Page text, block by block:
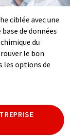
ciblée avec une
de données
du
le bon
les options de